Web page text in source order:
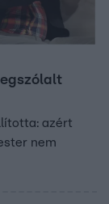
azért
nem